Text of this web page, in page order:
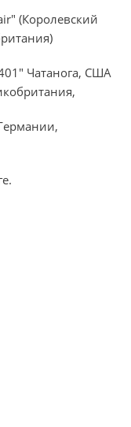
(Королевский
Чатанога, США